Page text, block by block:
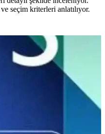
seçim kriterleri anlatılıyor.